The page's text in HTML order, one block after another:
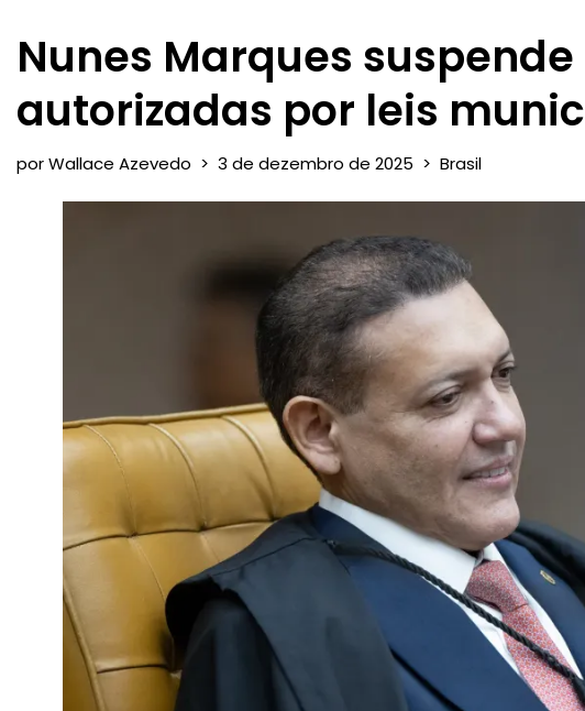
Nunes Marques
autorizadas por leis
porWallace Azevedo 3 de dezembro de 2025 Brasil